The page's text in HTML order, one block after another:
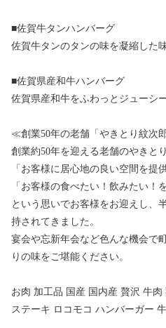
■佐賀牛タンハンバーグ
佐賀牛タンのタンの味を凝縮した
■佐賀県産和牛ハンバーグ
佐賀県産和牛をふわっとジューシ
≪創業50年の老舗「やきとり紋次
創業約50年を迎える老舗のやきと
「お客様に居心地の良い空間を提
「お客様の食べたい！飲みたい！
という思いでお客様をお迎えし、
持されてきました。
宴会や忘新年会など色んな機会で
りの味をご堪能ください。
お肉 加工品 国産 国内産 贅沢 牛
ステーキ ロコモコ ハンバーガー